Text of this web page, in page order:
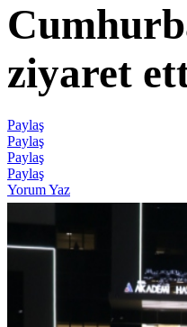
ziyaret
Paylaş
Paylaş
Paylaş
Paylaş
Yorum Yaz